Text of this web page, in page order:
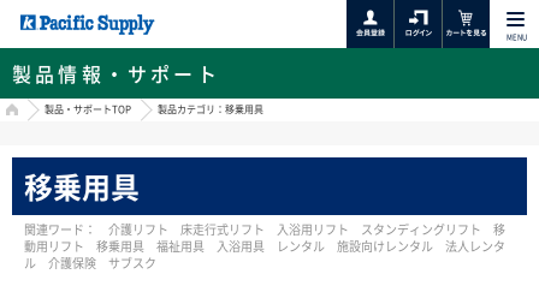
MENU
製品情報・サポート
HOME製品・サポートTOP 製品カテゴリ：移乗用具
移乗用具
関連ワード： 介護リフト 床走行式リフト 入浴用リフト スタンディングリフト 移
動用リフト 移乗用具 福祉用具 入浴用具 レンタル 施設向けレンタル 法人レンタ
ル 介護保険 サブスク